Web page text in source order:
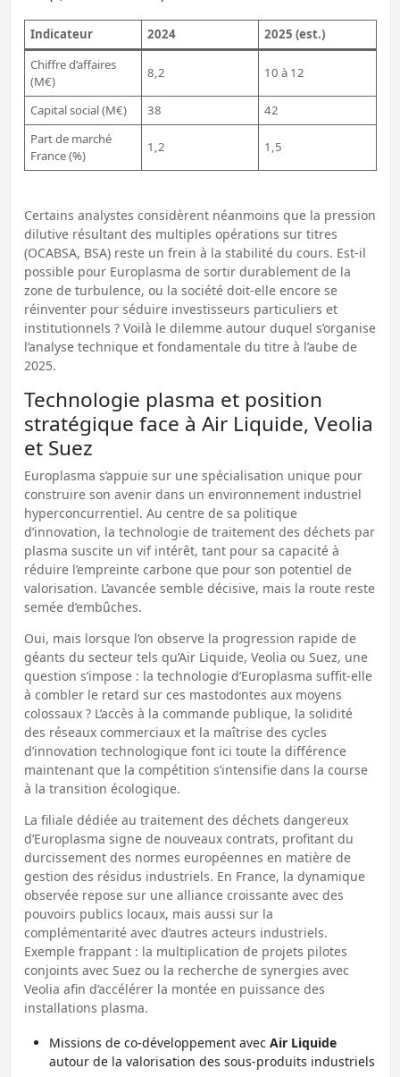
Indicateur 2024
2025 (est.)
Chiffre d’affaires
(M€)
8,2 10 à 12
Capital social (M€) 38
42
Part de marché
France (%)
1,2 1,5
Certains analystes considèrent néanmoins que la pression
dilutive résultant des multiples opérations sur titres
(OCABSA, BSA) reste un frein à la stabilité du cours. Est-il
possible pour Europlasma de sortir durablement de la
zone de turbulence, ou la société doit-elle encore se
réinventer pour séduire investisseurs particuliers et
institutionnels ? Voilà le dilemme autour duquel s’organise
l’analyse technique et fondamentale du titre à l’aube de
2025.
Technologie plasma et position
stratégique face à Air Liquide, Veolia
et Suez
Europlasma s’appuie sur une spécialisation unique pour
construire son avenir dans un environnement industriel
hyperconcurrentiel. Au centre de sa politique
d’innovation, la technologie de traitement des déchets par
plasma suscite un vif intérêt, tant pour sa capacité à
réduire l’empreinte carbone que pour son potentiel de
valorisation. L’avancée semble décisive, mais la route reste
semée d’embûches.
Oui, mais lorsque l’on observe la progression rapide de
géants du secteur tels qu’Air Liquide, Veolia ou Suez, une
question s’impose : la technologie d’Europlasma suffit-elle
à combler le retard sur ces mastodontes aux moyens
colossaux ? L’accès à la commande publique, la solidité
des réseaux commerciaux et la maîtrise des cycles
d’innovation technologique font ici toute la différence
maintenant que la compétition s’intensifie dans la course
à la transition écologique.
La filiale dédiée au traitement des déchets dangereux
d’Europlasma signe de nouveaux contrats, profitant du
durcissement des normes européennes en matière de
gestion des résidus industriels. En France, la dynamique
observée repose sur une alliance croissante avec des
pouvoirs publics locaux, mais aussi sur la
complémentarité avec d’autres acteurs industriels.
Exemple frappant : la multiplication de projets pilotes
conjoints avec Suez ou la recherche de synergies avec
Veolia afin d’accélérer la montée en puissance des
installations plasma.
Missions de co-développement avec Air Liquide
autour de la valorisation des sous-produits industriels